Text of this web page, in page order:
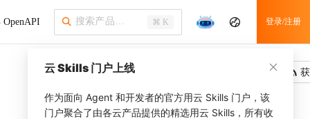
OpenAPI ⌘ K 登录/注册
云 Skills 门户上线
作为面向 Agent 和开发者的官方用云 Skills 门户，该
门户聚合了由各云产品提供的精选用云 Skills，所有收